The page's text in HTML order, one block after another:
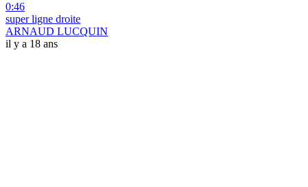
0:46
super ligne droite
ARNAUD LUCQUIN
il y a 18 ans